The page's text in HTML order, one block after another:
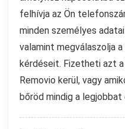
felhívja az Ön
minden személyes
valamint megválaszolja
kérdéseit. Fizetheti azt
Removio kerül, vagy
bőröd mindig a legjobbat